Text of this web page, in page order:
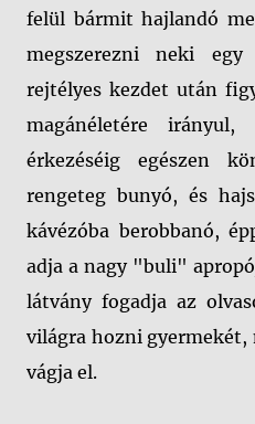
felül bármit hajlandó
megszerezni neki
rejtélyes kezdet után
magánéletére
érkezéséig egészen
rengeteg bunyó, és
kávézóba berobbanó,
adja a nagy "buli"
látvány fogadja az
világra hozni gyermekét,
vágja el.